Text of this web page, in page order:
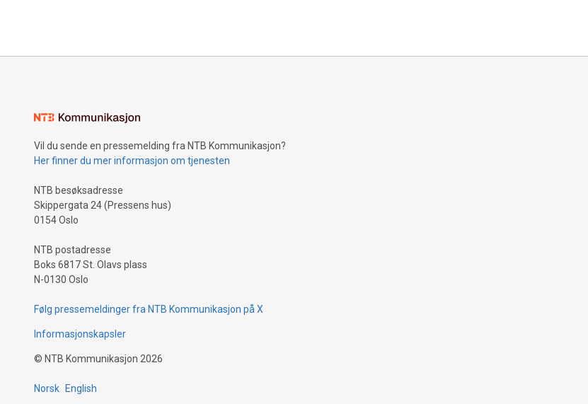
Vil du sende en pressemelding fra NTB Kommunikasjon?
Her finner du mer informasjon om tjenesten
NTB besøksadresse
Skippergata 24 (Pressens hus)
0154 Oslo
NTB postadresse
Boks 6817 St. Olavs plass
N-0130 Oslo
Følg pressemeldinger fra NTB Kommunikasjon på X
Informasjonskapsler
© NTB Kommunikasjon 2026
Norsk English